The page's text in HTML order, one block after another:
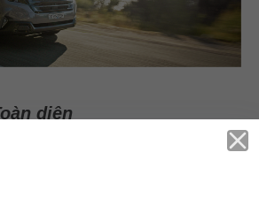
diện
Tiếp Đạt Các Chứng Nhận Về An